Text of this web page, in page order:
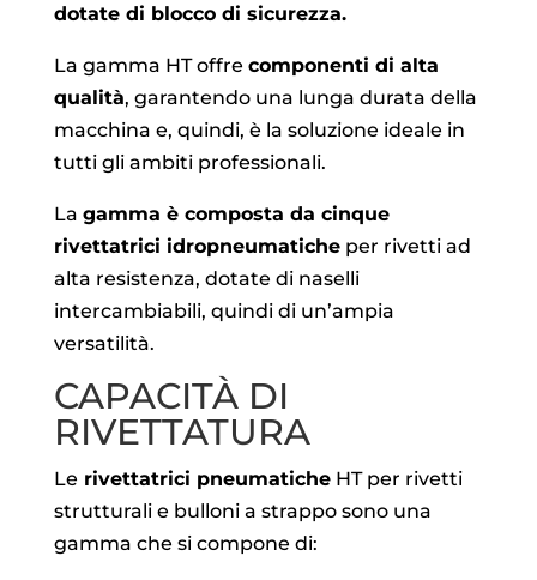
dotate di blocco di sicurezza.
La gamma HT offre componenti di alta
qualità, garantendo una lunga durata della
macchina e, quindi, è la soluzione ideale in
tutti gli ambiti professionali.
La gamma è composta da cinque
rivettatrici idropneumaticheper rivetti ad
alta resistenza, dotate di naselli
intercambiabili, quindi di un’ampia
versatilità.
CAPACITÀ DI
RIVETTATURA
Le rivettatrici pneumaticheHT per rivetti
strutturali e bulloni a strappo sono una
gamma che si compone di: